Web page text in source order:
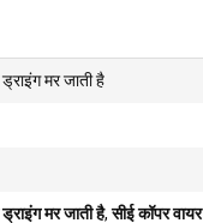
मर जाती है
मर जाती है,सीई कॉपर